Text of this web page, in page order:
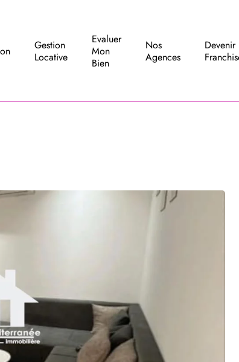
Gestion
Locative
Evaluer
Mon
Bien
Nos
Agences
Devenir